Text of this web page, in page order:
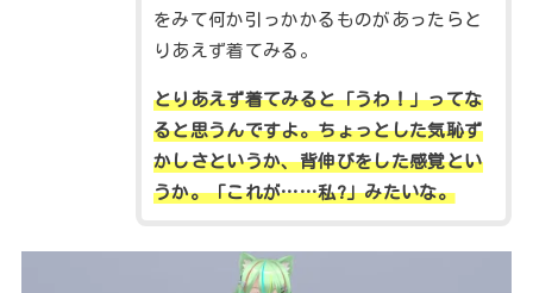
をみて何か引っかかるものがあったらと
りあえず着てみる。
とりあえず着てみると「うわ！」ってな
ると思うんですよ。ちょっとした気恥ず
かしさというか、背伸びをした感覚とい
うか。「これが……私?」みたいな。